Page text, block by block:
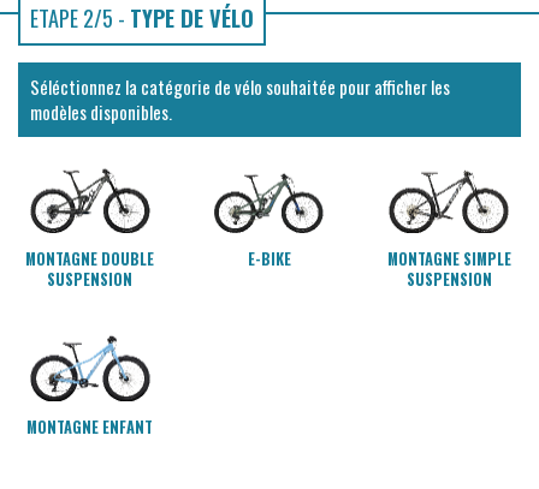
ETAPE 2/5 - TYPE DE VÉLO
Séléctionnez la catégorie de vélo souhaitée pour afficher les
modèles disponibles.
MONTAGNE DOUBLE
SUSPENSION
E-BIKE
MONTAGNE SIMPLE
SUSPENSION
MONTAGNE ENFANT